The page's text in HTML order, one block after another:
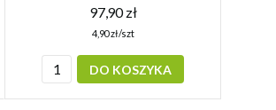
97,90 zł
4,90 zł/szt
DO KOSZYKA